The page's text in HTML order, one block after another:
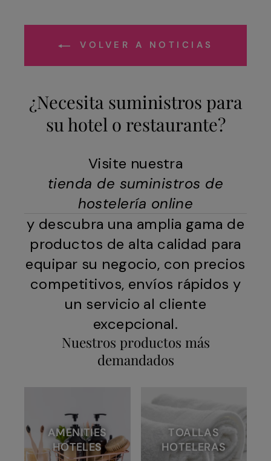
VOLVER A NOTICIAS
¿Necesita suministros para
su hotel o restaurante?
Visite nuestra
tienda de suministros de
hostelería online
y descubra una amplia gama de
productos de alta calidad para
equipar su negocio, con precios
competitivos, envíos rápidos y
un servicio al cliente
excepcional.
Nuestros productos más
demandados
AMENITIES
HOTELES
TOALLAS
HOTELERAS